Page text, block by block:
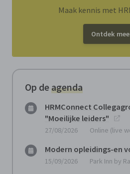
Maak kennis met
Ontdek
Op deagenda
HRMConnect
"Moeilijke leiders"
27/08/2026 Online (live
Modern opleidings-en
15/09/2026 Park Inn by